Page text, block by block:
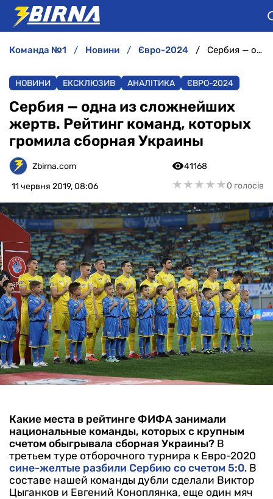
АНАЛІТИКА
ІНТЕРВ'Ю
РІЗНЕ
БУКМЕКЕРИ
команда №1 новини євро-2024 Сербия — одна из сложнейших жертв. Рейтинг команд, которых громила сборная Украины
НОВИНИ ЕКСКЛЮЗИВ АНАЛІТИКА ЄВРО-2024
Сербия — одна из сложнейших
жертв. Рейтинг команд, которых
громила сборная Украины
Zbirna.com
11 червня 2019, 08:06
41168
★★★★★
★★★★★0 голосів
Какие места в рейтинге ФИФА занимали
национальные команды, которых с крупным
счетом обыгрывала сборная Украины? В
третьем туре отборочного турнира к Евро-2020
сине-желтые разбили Сербию со счетом 5:0. В
составе нашей команды дубли сделали Виктор
Цыганков и Евгений Коноплянка, еще один мяч